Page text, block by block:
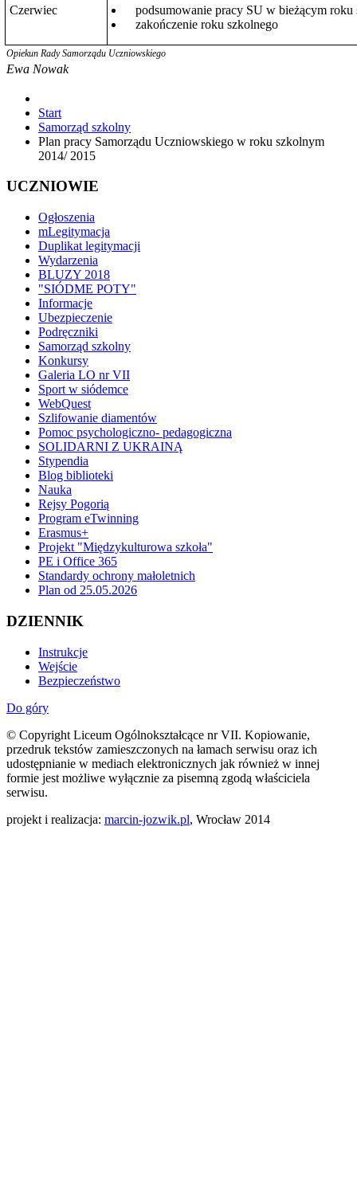
Czerwiec
podsumowanie pracy SU w bieżącym roku
zakończenie roku szkolnego
Opiekun Rady Samorządu Uczniowskiego
Ewa Nowak
Start
Samorząd szkolny
Plan pracy Samorządu Uczniowskiego w roku szkolnym
2014/ 2015
UCZNIOWIE
Ogłoszenia
mLegitymacja
Duplikat legitymacji
Wydarzenia
BLUZY 2018
"SIÓDME POTY"
Informacje
Ubezpieczenie
Podręczniki
Samorząd szkolny
Konkursy
Galeria LO nr VII
Sport w siódemce
WebQuest
Szlifowanie diamentów
Pomoc psychologiczno- pedagogiczna
SOLIDARNI Z UKRAINĄ
Stypendia
Blog biblioteki
Nauka
Rejsy Pogorią
Program eTwinning
Erasmus+
Projekt "Międzykulturowa szkoła"
PE i Office 365
Standardy ochrony małoletnich
Plan od 25.05.2026
DZIENNIK
Instrukcje
Wejście
Bezpieczeństwo
Do góry
© Copyright Liceum Ogólnokształcące nr VII. Kopiowanie,
przedruk tekstów zamieszczonych na łamach serwisu oraz ich
udostępnianie w mediach elektronicznych jak również w innej
formie jest możliwe wyłącznie za pisemną zgodą właściciela
serwisu.
projekt i realizacja: marcin-jozwik.pl, Wrocław 2014